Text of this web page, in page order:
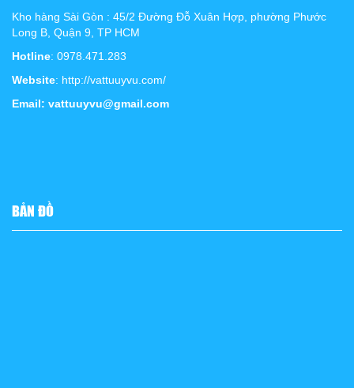
Kho hàng Sài Gòn : 45/2 Đường Đỗ Xuân Hợp, phường Phước
Long B, Quận 9, TP HCM
Hotline: 0978.471.283
Website: http://vattuuyvu.com/
Email: vattuuyvu@gmail.com
BẢN ĐỒ